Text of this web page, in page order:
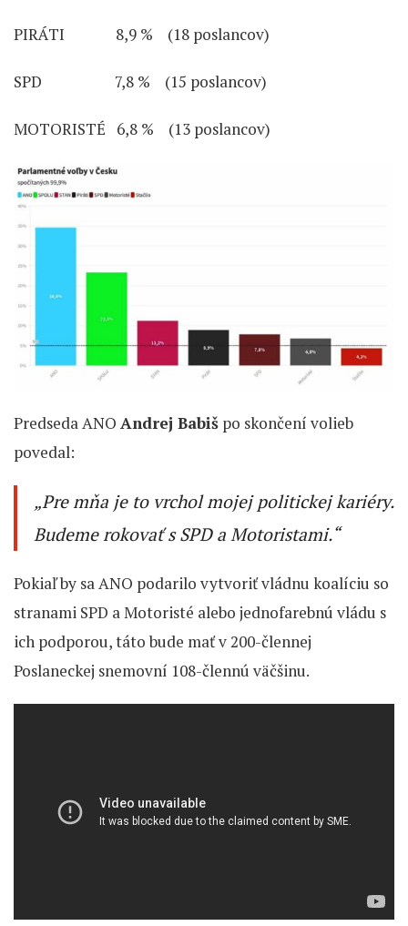
PIRÁTI 8,9 % (18 poslancov)
SPD 7,8 % (15 poslancov)
MOTORISTÉ 6,8 % (13 poslancov)
Predseda ANO Andrej Babiš po skončení volieb
povedal:
„Pre mňa je to vrchol mojej politickej kariéry.
Budeme rokovať s SPD a Motoristami.“
Pokiaľ by sa ANO podarilo vytvoriť vládnu koalíciu so
stranami SPD a Motoristé alebo jednofarebnú vládu s
ich podporou, táto bude mať v 200-člennej
Poslaneckej snemovní 108-člennú väčšinu.